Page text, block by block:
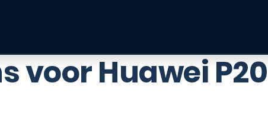
voor Huawei P20